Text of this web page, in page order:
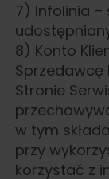
7) Infolinia –
8) Konto
Sprzedawcę
Stronie
w tym
przy
korzystać z